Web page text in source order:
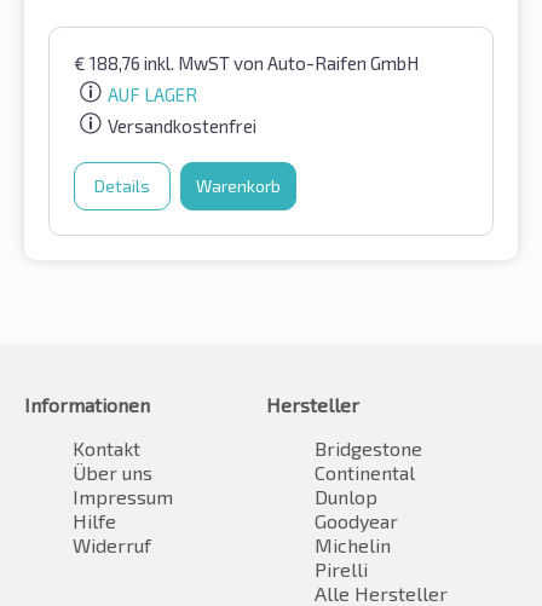
€ 188,76 inkl. MwSTvon Auto-Raifen GmbH
AUF LAGER
Versandkostenfrei
Details Warenkorb
Informationen
Kontakt
Über uns
Impressum
Hilfe
Widerruf
Hersteller
Bridgestone
Continental
Dunlop
Goodyear
Michelin
Pirelli
Alle Hersteller